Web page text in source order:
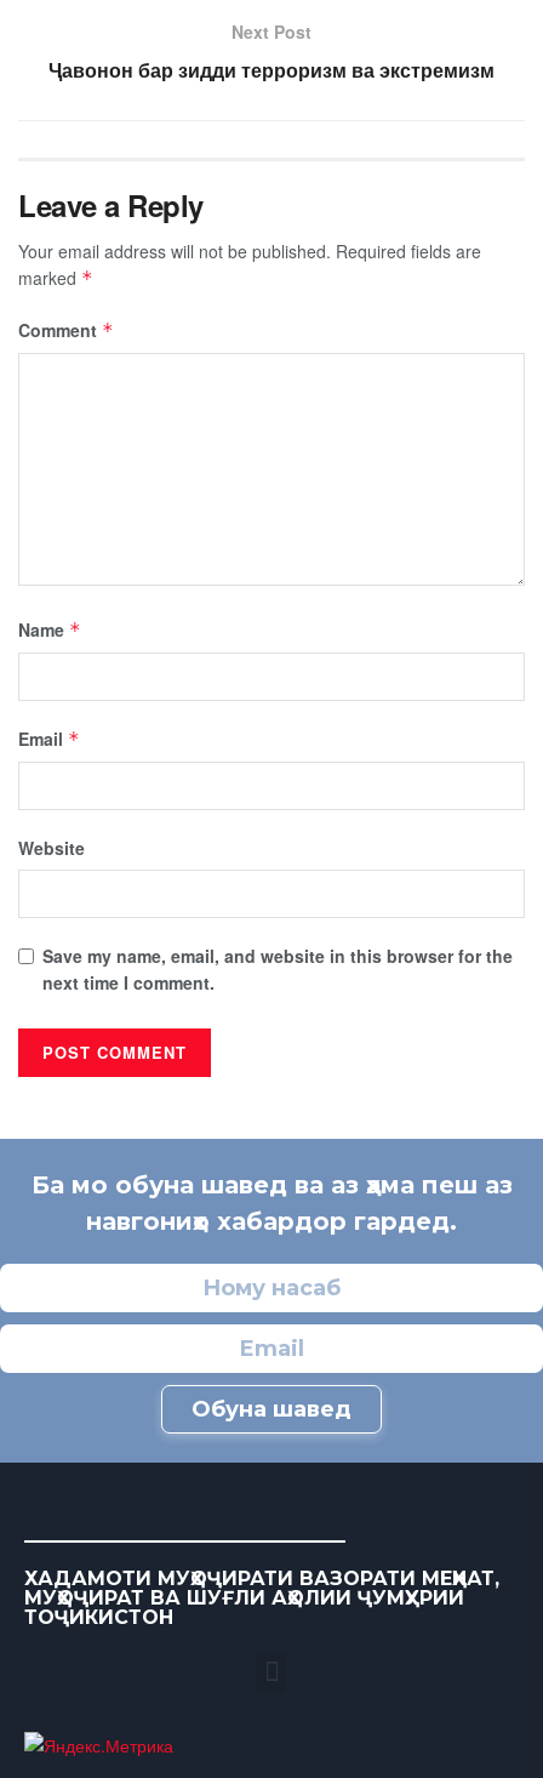
Next Post
Ҷавонон бар зидди терроризм ва экстремизм
Leave a Reply
Your email address will not be published. Required fields are
marked *
Comment *
Name *
Email *
Website
Save my name, email, and website in this browser for the
next time I comment.
Ба мо обуна шавед ва аз ҳама пеш аз
навгониҳо хабардор гардед.
Обуна шавед
ХАДАМОТИ МУҲОҶИРАТИ ВАЗОРАТИ МЕҲНАТ,
МУҲОҶИРАТ ВА ШУҒЛИ АҲОЛИИ ҶУМҲУРИИ
ТОҶИКИСТОН